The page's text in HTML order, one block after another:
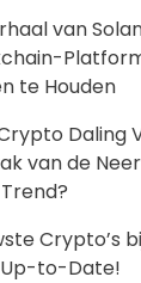
van
te Houden
Daling
van de
Trend?
Crypto’s
to-Date!